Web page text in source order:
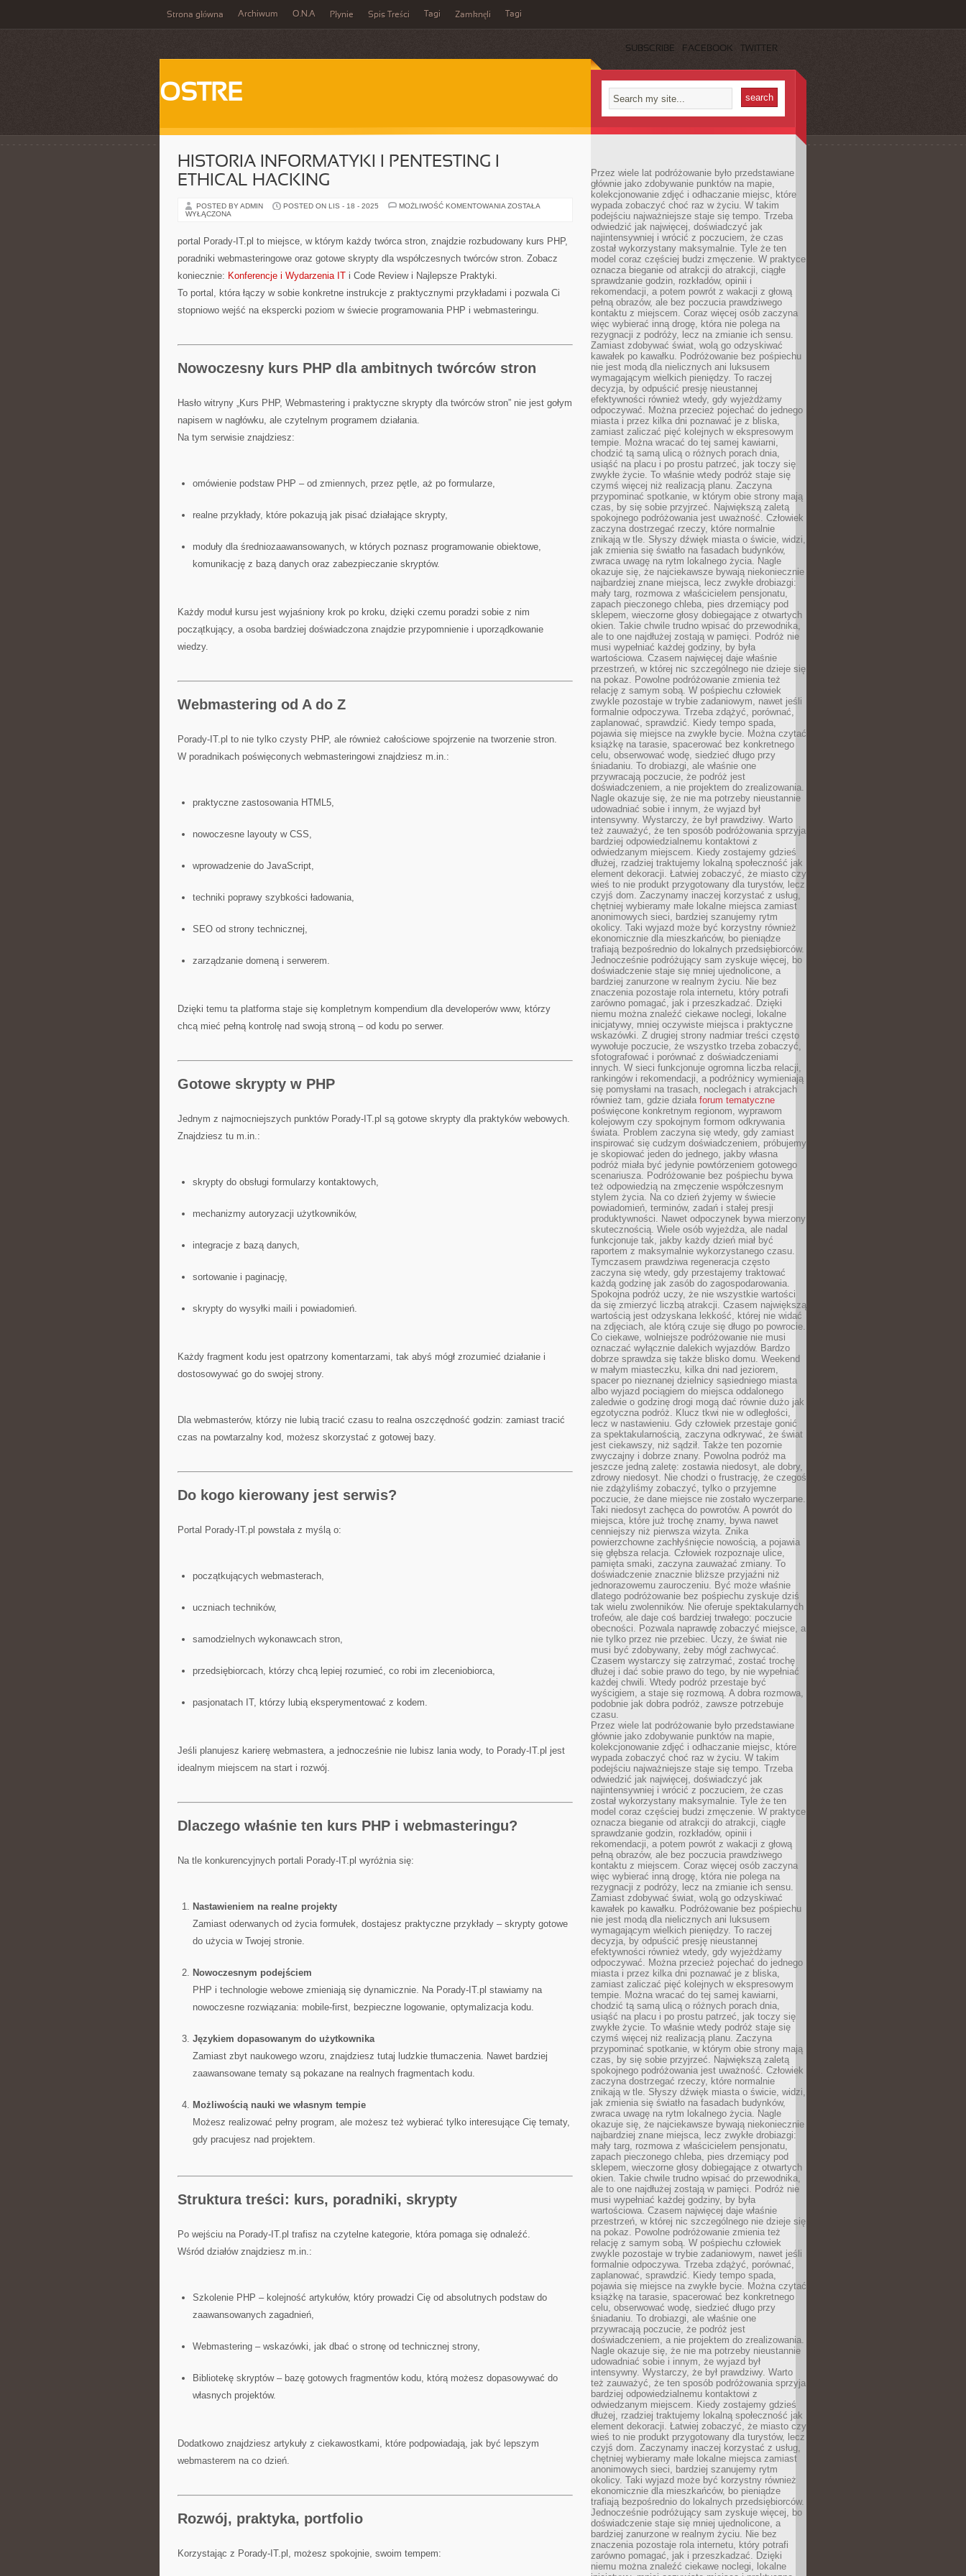
Strona główna Archiwum O.N.A Płynie Spis Treści Tagi Zamknęli Tagi
SUBSCRIBE FACEBOOK TWITTER
OSTRE
HISTORIA INFORMATYKI I PENTESTING I
ETHICAL HACKING
POSTED BY ADMIN POSTED ON LIS - 18 - 2025 MOŻLIWOŚĆ KOMENTOWANIA HISTORIA
ETHICAL
ZOSTAŁA
WYŁĄCZONA
portal Porady-IT.pl to miejsce, w którym każdy twórca stron, znajdzie rozbudowany kurs PHP,
poradniki webmasteringowe oraz gotowe skrypty dla współczesnych twórców stron. Zobacz
koniecznie: Konferencje i Wydarzenia IT i Code Review i Najlepsze Praktyki.
To portal, która łączy w sobie konkretne instrukcje z praktycznymi przykładami i pozwala Ci
stopniowo wejść na ekspercki poziom w świecie programowania PHP i webmasteringu.
Nowoczesny kurs PHP dla ambitnych twórców stron
Hasło witryny „Kurs PHP, Webmastering i praktyczne skrypty dla twórców stron” nie jest gołym
napisem w nagłówku, ale czytelnym programem działania.
Na tym serwisie znajdziesz:
omówienie podstaw PHP – od zmiennych, przez pętle, aż po formularze,
realne przykłady, które pokazują jak pisać działające skrypty,
moduły dla średniozaawansowanych, w których poznasz programowanie obiektowe,
komunikację z bazą danych oraz zabezpieczanie skryptów.
Każdy moduł kursu jest wyjaśniony krok po kroku, dzięki czemu poradzi sobie z nim
początkujący, a osoba bardziej doświadczona znajdzie przypomnienie i uporządkowanie
wiedzy.
Webmastering od A do Z
Porady-IT.pl to nie tylko czysty PHP, ale również całościowe spojrzenie na tworzenie stron.
W poradnikach poświęconych webmasteringowi znajdziesz m.in.:
praktyczne zastosowania HTML5,
nowoczesne layouty w CSS,
wprowadzenie do JavaScript,
techniki poprawy szybkości ładowania,
SEO od strony technicznej,
zarządzanie domeną i serwerem.
Dzięki temu ta platforma staje się kompletnym kompendium dla developerów www, którzy
chcą mieć pełną kontrolę nad swoją stroną – od kodu po serwer.
Gotowe skrypty w PHP
Jednym z najmocniejszych punktów Porady-IT.pl są gotowe skrypty dla praktyków webowych.
Znajdziesz tu m.in.:
skrypty do obsługi formularzy kontaktowych,
mechanizmy autoryzacji użytkowników,
integracje z bazą danych,
sortowanie i paginację,
skrypty do wysyłki maili i powiadomień.
Każdy fragment kodu jest opatrzony komentarzami, tak abyś mógł zrozumieć działanie i
dostosowywać go do swojej strony.
Dla webmasterów, którzy nie lubią tracić czasu to realna oszczędność godzin: zamiast tracić
czas na powtarzalny kod, możesz skorzystać z gotowej bazy.
Do kogo kierowany jest serwis?
Portal Porady-IT.pl powstała z myślą o:
początkujących webmasterach,
uczniach techników,
samodzielnych wykonawcach stron,
przedsiębiorcach, którzy chcą lepiej rozumieć, co robi im zleceniobiorca,
pasjonatach IT, którzy lubią eksperymentować z kodem.
Jeśli planujesz karierę webmastera, a jednocześnie nie lubisz lania wody, to Porady-IT.pl jest
idealnym miejscem na start i rozwój.
Dlaczego właśnie ten kurs PHP i webmasteringu?
Na tle konkurencyjnych portali Porady-IT.pl wyróżnia się:
Nastawieniem na realne projekty
Zamiast oderwanych od życia formułek, dostajesz praktyczne przykłady – skrypty gotowe
do użycia w Twojej stronie.
Nowoczesnym podejściem
PHP i technologie webowe zmieniają się dynamicznie. Na Porady-IT.pl stawiamy na
nowoczesne rozwiązania: mobile-first, bezpieczne logowanie, optymalizacja kodu.
Językiem dopasowanym do użytkownika
Zamiast zbyt naukowego wzoru, znajdziesz tutaj ludzkie tłumaczenia. Nawet bardziej
zaawansowane tematy są pokazane na realnych fragmentach kodu.
Możliwością nauki we własnym tempie
Możesz realizować pełny program, ale możesz też wybierać tylko interesujące Cię tematy,
gdy pracujesz nad projektem.
Struktura treści: kurs, poradniki, skrypty
Po wejściu na Porady-IT.pl trafisz na czytelne kategorie, która pomaga się odnaleźć.
Wśród działów znajdziesz m.in.:
Szkolenie PHP – kolejność artykułów, który prowadzi Cię od absolutnych podstaw do
zaawansowanych zagadnień,
Webmastering – wskazówki, jak dbać o stronę od technicznej strony,
Bibliotekę skryptów – bazę gotowych fragmentów kodu, którą możesz dopasowywać do
własnych projektów.
Dodatkowo znajdziesz artykuły z ciekawostkami, które podpowiadają, jak być lepszym
webmasterem na co dzień.
Rozwój, praktyka, portfolio
Korzystając z Porady-IT.pl, możesz spokojnie, swoim tempem:
Przez wiele lat podróżowanie było przedstawiane
głównie jako zdobywanie punktów na mapie,
kolekcjonowanie zdjęć i odhaczanie miejsc, które
wypada zobaczyć choć raz w życiu. W takim
podejściu najważniejsze staje się tempo. Trzeba
odwiedzić jak najwięcej, doświadczyć jak
najintensywniej i wrócić z poczuciem, że czas
został wykorzystany maksymalnie. Tyle że ten
model coraz częściej budzi zmęczenie. W praktyce
oznacza bieganie od atrakcji do atrakcji, ciągłe
sprawdzanie godzin, rozkładów, opinii i
rekomendacji, a potem powrót z wakacji z głową
pełną obrazów, ale bez poczucia prawdziwego
kontaktu z miejscem. Coraz więcej osób zaczyna
więc wybierać inną drogę, która nie polega na
rezygnacji z podróży, lecz na zmianie ich sensu.
Zamiast zdobywać świat, wolą go odzyskiwać
kawałek po kawałku. Podróżowanie bez pośpiechu
nie jest modą dla nielicznych ani luksusem
wymagającym wielkich pieniędzy. To raczej
decyzja, by odpuścić presję nieustannej
efektywności również wtedy, gdy wyjeżdżamy
odpoczywać. Można przecież pojechać do jednego
miasta i przez kilka dni poznawać je z bliska,
zamiast zaliczać pięć kolejnych w ekspresowym
tempie. Można wracać do tej samej kawiarni,
chodzić tą samą ulicą o różnych porach dnia,
usiąść na placu i po prostu patrzeć, jak toczy się
zwykłe życie. To właśnie wtedy podróż staje się
czymś więcej niż realizacją planu. Zaczyna
przypominać spotkanie, w którym obie strony mają
czas, by się sobie przyjrzeć. Największą zaletą
spokojnego podróżowania jest uważność. Człowiek
zaczyna dostrzegać rzeczy, które normalnie
znikają w tle. Słyszy dźwięk miasta o świcie, widzi,
jak zmienia się światło na fasadach budynków,
zwraca uwagę na rytm lokalnego życia. Nagle
okazuje się, że najciekawsze bywają niekoniecznie
najbardziej znane miejsca, lecz zwykłe drobiazgi:
mały targ, rozmowa z właścicielem pensjonatu,
zapach pieczonego chleba, pies drzemiący pod
sklepem, wieczorne głosy dobiegające z otwartych
okien. Takie chwile trudno wpisać do przewodnika,
ale to one najdłużej zostają w pamięci. Podróż nie
musi wypełniać każdej godziny, by była
wartościowa. Czasem najwięcej daje właśnie
przestrzeń, w której nic szczególnego nie dzieje się
na pokaz. Powolne podróżowanie zmienia też
relację z samym sobą. W pośpiechu człowiek
zwykle pozostaje w trybie zadaniowym, nawet jeśli
formalnie odpoczywa. Trzeba zdążyć, porównać,
zaplanować, sprawdzić. Kiedy tempo spada,
pojawia się miejsce na zwykłe bycie. Można czytać
książkę na tarasie, spacerować bez konkretnego
celu, obserwować wodę, siedzieć długo przy
śniadaniu. To drobiazgi, ale właśnie one
przywracają poczucie, że podróż jest
doświadczeniem, a nie projektem do zrealizowania.
Nagle okazuje się, że nie ma potrzeby nieustannie
udowadniać sobie i innym, że wyjazd był
intensywny. Wystarczy, że był prawdziwy. Warto
też zauważyć, że ten sposób podróżowania sprzyja
bardziej odpowiedzialnemu kontaktowi z
odwiedzanym miejscem. Kiedy zostajemy gdzieś
dłużej, rzadziej traktujemy lokalną społeczność jak
element dekoracji. Łatwiej zobaczyć, że miasto czy
wieś to nie produkt przygotowany dla turystów, lecz
czyjś dom. Zaczynamy inaczej korzystać z usług,
chętniej wybieramy małe lokalne miejsca zamiast
anonimowych sieci, bardziej szanujemy rytm
okolicy. Taki wyjazd może być korzystny również
ekonomicznie dla mieszkańców, bo pieniądze
trafiają bezpośrednio do lokalnych przedsiębiorców.
Jednocześnie podróżujący sam zyskuje więcej, bo
doświadczenie staje się mniej ujednolicone, a
bardziej zanurzone w realnym życiu. Nie bez
znaczenia pozostaje rola internetu, który potrafi
zarówno pomagać, jak i przeszkadzać. Dzięki
niemu można znaleźć ciekawe noclegi, lokalne
inicjatywy, mniej oczywiste miejsca i praktyczne
wskazówki. Z drugiej strony nadmiar treści często
wywołuje poczucie, że wszystko trzeba zobaczyć,
sfotografować i porównać z doświadczeniami
innych. W sieci funkcjonuje ogromna liczba relacji,
rankingów i rekomendacji, a podróżnicy wymieniają
się pomysłami na trasach, noclegach i atrakcjach
również tam, gdzie działa forum tematyczne
poświęcone konkretnym regionom, wyprawom
kolejowym czy spokojnym formom odkrywania
świata. Problem zaczyna się wtedy, gdy zamiast
inspirować się cudzym doświadczeniem, próbujemy
je skopiować jeden do jednego, jakby własna
podróż miała być jedynie powtórzeniem gotowego
scenariusza. Podróżowanie bez pośpiechu bywa
też odpowiedzią na zmęczenie współczesnym
stylem życia. Na co dzień żyjemy w świecie
powiadomień, terminów, zadań i stałej presji
produktywności. Nawet odpoczynek bywa mierzony
skutecznością. Wiele osób wyjeżdża, ale nadal
funkcjonuje tak, jakby każdy dzień miał być
raportem z maksymalnie wykorzystanego czasu.
Tymczasem prawdziwa regeneracja często
zaczyna się wtedy, gdy przestajemy traktować
każdą godzinę jak zasób do zagospodarowania.
Spokojna podróż uczy, że nie wszystkie wartości
da się zmierzyć liczbą atrakcji. Czasem największą
wartością jest odzyskana lekkość, której nie widać
na zdjęciach, ale którą czuje się długo po powrocie.
Co ciekawe, wolniejsze podróżowanie nie musi
oznaczać wyłącznie dalekich wyjazdów. Bardzo
dobrze sprawdza się także blisko domu. Weekend
w małym miasteczku, kilka dni nad jeziorem,
spacer po nieznanej dzielnicy sąsiedniego miasta
albo wyjazd pociągiem do miejsca oddalonego
zaledwie o godzinę drogi mogą dać równie dużo jak
egzotyczna podróż. Klucz tkwi nie w odległości,
lecz w nastawieniu. Gdy człowiek przestaje gonić
za spektakularnością, zaczyna odkrywać, że świat
jest ciekawszy, niż sądził. Także ten pozornie
zwyczajny i dobrze znany. Powolna podróż ma
jeszcze jedną zaletę: zostawia niedosyt, ale dobry,
zdrowy niedosyt. Nie chodzi o frustrację, że czegoś
nie zdążyliśmy zobaczyć, tylko o przyjemne
poczucie, że dane miejsce nie zostało wyczerpane.
Taki niedosyt zachęca do powrotów. A powrót do
miejsca, które już trochę znamy, bywa nawet
cenniejszy niż pierwsza wizyta. Znika
powierzchowne zachłyśnięcie nowością, a pojawia
się głębsza relacja. Człowiek rozpoznaje ulice,
pamięta smaki, zaczyna zauważać zmiany. To
doświadczenie znacznie bliższe przyjaźni niż
jednorazowemu zauroczeniu. Być może właśnie
dlatego podróżowanie bez pośpiechu zyskuje dziś
tak wielu zwolenników. Nie oferuje spektakularnych
trofeów, ale daje coś bardziej trwałego: poczucie
obecności. Pozwala naprawdę zobaczyć miejsce, a
nie tylko przez nie przebiec. Uczy, że świat nie
musi być zdobywany, żeby mógł zachwycać.
Czasem wystarczy się zatrzymać, zostać trochę
dłużej i dać sobie prawo do tego, by nie wypełniać
każdej chwili. Wtedy podróż przestaje być
wyścigiem, a staje się rozmową. A dobra rozmowa,
podobnie jak dobra podróż, zawsze potrzebuje
czasu.
Przez wiele lat podróżowanie było przedstawiane
głównie jako zdobywanie punktów na mapie,
kolekcjonowanie zdjęć i odhaczanie miejsc, które
wypada zobaczyć choć raz w życiu. W takim
podejściu najważniejsze staje się tempo. Trzeba
odwiedzić jak najwięcej, doświadczyć jak
najintensywniej i wrócić z poczuciem, że czas
został wykorzystany maksymalnie. Tyle że ten
model coraz częściej budzi zmęczenie. W praktyce
oznacza bieganie od atrakcji do atrakcji, ciągłe
sprawdzanie godzin, rozkładów, opinii i
rekomendacji, a potem powrót z wakacji z głową
pełną obrazów, ale bez poczucia prawdziwego
kontaktu z miejscem. Coraz więcej osób zaczyna
więc wybierać inną drogę, która nie polega na
rezygnacji z podróży, lecz na zmianie ich sensu.
Zamiast zdobywać świat, wolą go odzyskiwać
kawałek po kawałku. Podróżowanie bez pośpiechu
nie jest modą dla nielicznych ani luksusem
wymagającym wielkich pieniędzy. To raczej
decyzja, by odpuścić presję nieustannej
efektywności również wtedy, gdy wyjeżdżamy
odpoczywać. Można przecież pojechać do jednego
miasta i przez kilka dni poznawać je z bliska,
zamiast zaliczać pięć kolejnych w ekspresowym
tempie. Można wracać do tej samej kawiarni,
chodzić tą samą ulicą o różnych porach dnia,
usiąść na placu i po prostu patrzeć, jak toczy się
zwykłe życie. To właśnie wtedy podróż staje się
czymś więcej niż realizacją planu. Zaczyna
przypominać spotkanie, w którym obie strony mają
czas, by się sobie przyjrzeć. Największą zaletą
spokojnego podróżowania jest uważność. Człowiek
zaczyna dostrzegać rzeczy, które normalnie
znikają w tle. Słyszy dźwięk miasta o świcie, widzi,
jak zmienia się światło na fasadach budynków,
zwraca uwagę na rytm lokalnego życia. Nagle
okazuje się, że najciekawsze bywają niekoniecznie
najbardziej znane miejsca, lecz zwykłe drobiazgi:
mały targ, rozmowa z właścicielem pensjonatu,
zapach pieczonego chleba, pies drzemiący pod
sklepem, wieczorne głosy dobiegające z otwartych
okien. Takie chwile trudno wpisać do przewodnika,
ale to one najdłużej zostają w pamięci. Podróż nie
musi wypełniać każdej godziny, by była
wartościowa. Czasem najwięcej daje właśnie
przestrzeń, w której nic szczególnego nie dzieje się
na pokaz. Powolne podróżowanie zmienia też
relację z samym sobą. W pośpiechu człowiek
zwykle pozostaje w trybie zadaniowym, nawet jeśli
formalnie odpoczywa. Trzeba zdążyć, porównać,
zaplanować, sprawdzić. Kiedy tempo spada,
pojawia się miejsce na zwykłe bycie. Można czytać
książkę na tarasie, spacerować bez konkretnego
celu, obserwować wodę, siedzieć długo przy
śniadaniu. To drobiazgi, ale właśnie one
przywracają poczucie, że podróż jest
doświadczeniem, a nie projektem do zrealizowania.
Nagle okazuje się, że nie ma potrzeby nieustannie
udowadniać sobie i innym, że wyjazd był
intensywny. Wystarczy, że był prawdziwy. Warto
też zauważyć, że ten sposób podróżowania sprzyja
bardziej odpowiedzialnemu kontaktowi z
odwiedzanym miejscem. Kiedy zostajemy gdzieś
dłużej, rzadziej traktujemy lokalną społeczność jak
element dekoracji. Łatwiej zobaczyć, że miasto czy
wieś to nie produkt przygotowany dla turystów, lecz
czyjś dom. Zaczynamy inaczej korzystać z usług,
chętniej wybieramy małe lokalne miejsca zamiast
anonimowych sieci, bardziej szanujemy rytm
okolicy. Taki wyjazd może być korzystny również
ekonomicznie dla mieszkańców, bo pieniądze
trafiają bezpośrednio do lokalnych przedsiębiorców.
Jednocześnie podróżujący sam zyskuje więcej, bo
doświadczenie staje się mniej ujednolicone, a
bardziej zanurzone w realnym życiu. Nie bez
znaczenia pozostaje rola internetu, który potrafi
zarówno pomagać, jak i przeszkadzać. Dzięki
niemu można znaleźć ciekawe noclegi, lokalne